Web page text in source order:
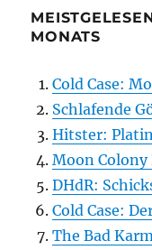
MONATS
Cold Case:
Schlafende
Hitster:
Moon Colony
DHdR:
Cold Case:
The Bad